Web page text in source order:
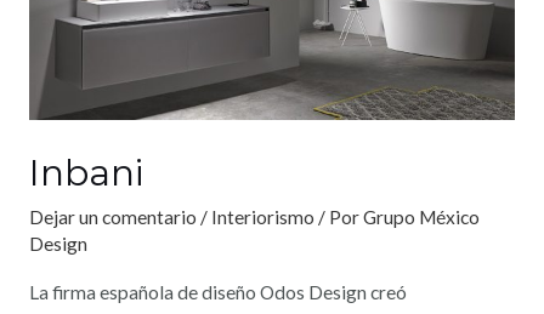
Inbani
Dejar un comentario / Interiorismo / PorGrupo México
Design
La firma española de diseño Odos Design creó